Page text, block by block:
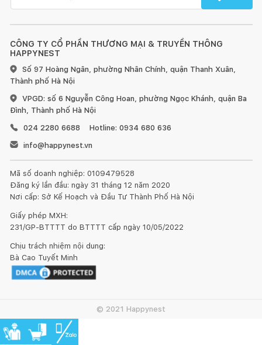
CÔNG TY CỔ PHẦN THƯƠNG MẠI & TRUYỀN THÔNG
HAPPYNEST
Số 97 Hoàng Ngân, phường Nhân Chính, quận Thanh Xuân,
Thành phố Hà Nội
VPGD: số 6 Nguyễn Công Hoan, phường Ngọc Khánh, quận Ba
Đình, Thành phố Hà Nội
024 2280 6688
Hotline: 0934 680 636
info@happynest.vn
Mã số doanh nghiệp: 0109479528
Đăng ký lần đầu: ngày 31 tháng 12 năm 2020
Nơi cấp: Sở Kế Hoạch và Đầu Tư Thành Phố Hà Nội
Giấy phép MXH:
231/GP-BTTTT do BTTTT cấp ngày 10/05/2022
Chịu trách nhiệm nội dung:
Bà Cao Tuyết Minh
© 2021 Happynest